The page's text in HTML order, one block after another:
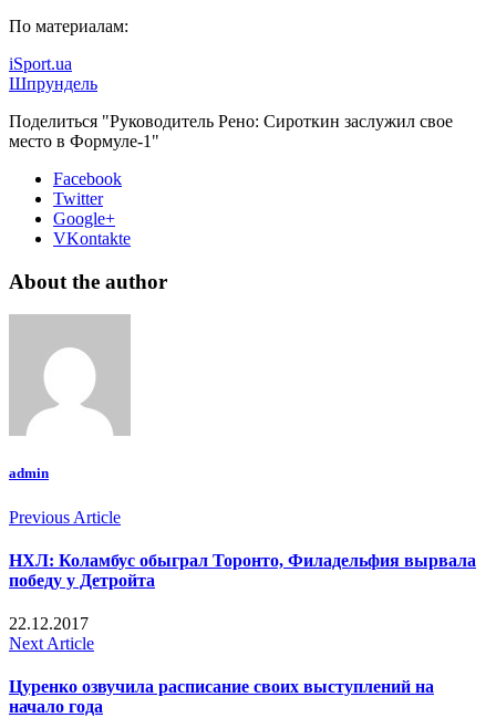
По материалам:
iSport.ua
Шпрундель
Поделиться "Руководитель Рено: Сироткин заслужил свое
место в Формуле-1"
Facebook
Twitter
Google+
VKontakte
About the author
admin
Previous Article
НХЛ: Коламбус обыграл Торонто, Филадельфия вырвала
победу у Детройта
22.12.2017
Next Article
Цуренко озвучила расписание своих выступлений на
начало года